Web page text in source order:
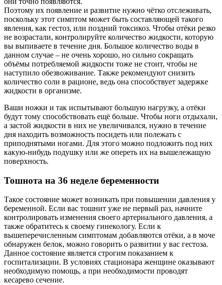
Поэтому их появление и развитие нужно чётко отслеживать,
поскольку этот симптом может быть составляющей такого
явления, как гестоз, или поздний токсикоз. Чтобы отёки резко
не возрастали, контролируйте количество жидкости, которую
вы выпиваете в течение дня. Большое количество воды в
данном случае – не очень хорошо, но сильно сокращать
объёмы потребляемой жидкости тоже не стоит, чтобы не
наступило обезвоживание. Также рекомендуют снизить
количество соли в рационе, ведь она способствует задержке
жидкости в организме.
Ваши ножки и так испытывают большую нагрузку, а отёки
будут тому способствовать ещё больше. Чтобы ноги отдыхали,
а застой жидкости в них не увеличивался, нужно в течение
дня находить возможность посидеть или полежать с
приподнятыми ногами. Для этого можно подложить под них
какую-нибудь подушку или же опереть их на вышележащую
поверхность.
Тошнота на 36 неделе беременности
Такое состояние может возникать при повышении давления у
беременной. Если вас тошнит уже не первый раз, начните
контролировать изменения своего артериального давления, а
также обратитесь к своему гинекологу. Если к
вышеперечисленным симптомам добавляются отёки, а в моче
обнаружен белок, можно говорить о развитии у вас гестоза.
Данное состояние является строгим показанием к
госпитализации. В условиях стационара женщине оказывают
необходимую помощь, а при необходимости проводят
кесарево сечение.